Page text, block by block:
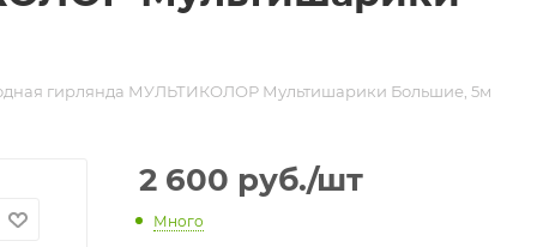
гирлянда МУЛЬТИКОЛОР Мультишарики Большие, 5м
2 600 руб./шт
Много